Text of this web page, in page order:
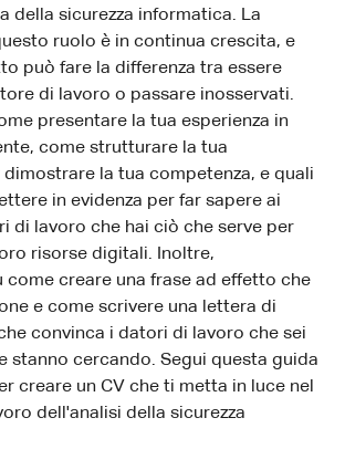
della sicurezza informatica. La
ruolo è in continua crescita, e
può fare la differenza tra essere
di lavoro o passare inosservati.
presentare la tua esperienza in
come strutturare la tua
la tua competenza, e quali
in evidenza per far sapere ai
di lavoro che hai ciò che serve per
risorse digitali. Inoltre,
come creare una frase ad effetto che
e come scrivere una lettera di
convinca i datori di lavoro che sei
stanno cercando. Segui questa guida
creare un CV che ti metta in luce nel
dell'analisi della sicurezza